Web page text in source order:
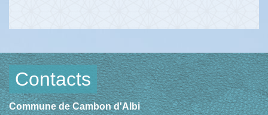
Contacts
Commune de Cambon d'Albi